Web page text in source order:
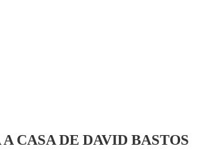
CASA DE DAVID BASTOS